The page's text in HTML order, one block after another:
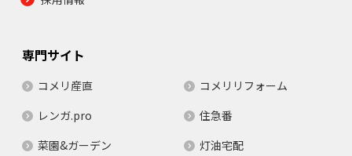
専門サイト
コメリ産直
コメリリフォーム
レンガ.pro
住急番
菜園&ガーデン
灯油宅配